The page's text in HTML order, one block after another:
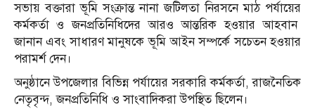
সভায় বক্তারা ভূমি সংক্রান্ত নানা জটিলতা নিরসনে মাঠ পর্যায়ের
কর্মকর্তা ও জনপ্রতিনিধিদের আরও আন্তরিক হওয়ার আহবান
জানান এবং সাধারণ মানুষকে ভূমি আইন সম্পর্কে সচেতন হওয়ার
পরামর্শ দেন।
অনুষ্ঠানে উপজেলার বিভিন্ন পর্যায়ের সরকারি কর্মকর্তা, রাজনৈতিক
নেতৃবৃন্দ, জনপ্রতিনিধি ও সাংবাদিকরা উপস্থিত ছিলেন।